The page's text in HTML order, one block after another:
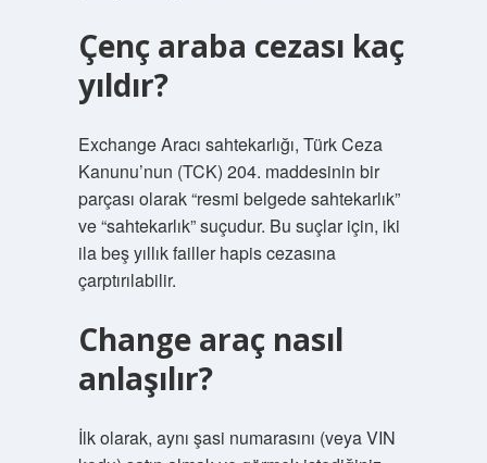
Çenç araba cezası kaç
yıldır?
Exchange Aracı sahtekarlığı, Türk Ceza
Kanunu’nun (TCK) 204. maddesinin bir
parçası olarak “resmi belgede sahtekarlık”
ve “sahtekarlık” suçudur. Bu suçlar için, iki
ila beş yıllık failler hapis cezasına
çarptırılabilir.
Change araç nasıl
anlaşılır?
İlk olarak, aynı şasi numarasını (veya VIN